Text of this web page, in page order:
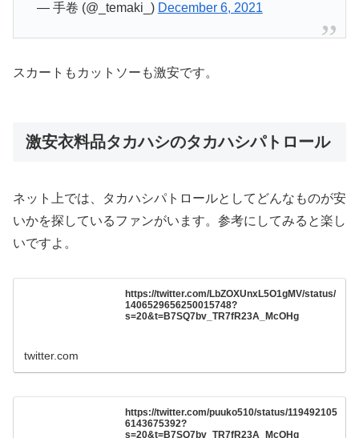
— 手卷 (@_temaki_) December 6, 2021
スカートもカットソーも激安です。
激安衣料品タカハシのタカハシパトロール
ネット上では、タカハシパトロールとしてどんなものが安
いかを探しているファンがいます。参考にしてみると楽し
いですよ。
https://twitter.com/LbZOXUnxL5O1gMV/status/
1406529656250015748?
s=20&t=B7SQ7bv_TR7fR23A_McOHg
twitter.com
https://twitter.com/puuko510/status/119492105
6143675392?
s=20&t=B7SQ7bv_TR7fR23A_McOHg